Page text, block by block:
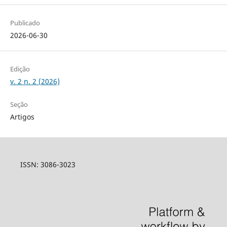
Publicado
2026-06-30
Edição
v. 2 n. 2 (2026)
Seção
Artigos
ISSN: 3086-3023